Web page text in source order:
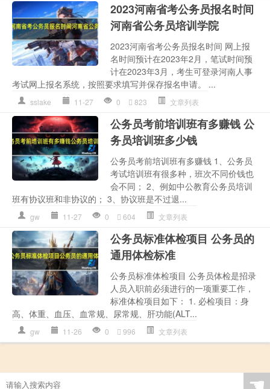
2023河南省考公务员报名时间
河南省公务员培训学院
2023河南省考公务员报名时间 网上报
名时间预计在2023年2月，笔试时间预
计在2023年3月，考生可登录河南人事
考试网上报名系统，按照要求填写并保存报名申请。 ...
sslake 11-27 0 823 文章列表
公务员考前培训班有多赚钱 公
务员培训班多少钱
公务员考前培训班有多赚钱 1、公务员
考试培训班有很多种，班次不同价钱也
会不同； 2、例如中公教育公务员培训
班有协议班和非协议的； 3、协议班是不过退...
gw 11-27 0 604 文章列表
公务员标准体检项目 公务员的
通用体检标准
公务员标准体检项目 公务员体检是招录
人员入职前必须进行的一项重要工作，
标准体检项目如下： 1. 必检项目：身
高、体重、血压、血常规、尿常规、肝功能(ALT...
gw 11-26 0 996 文章列表